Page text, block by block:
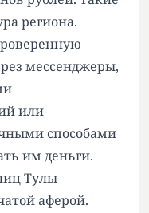
региона.
мессенджеры,
или
способами
им деньги.
Тулы
аферой.